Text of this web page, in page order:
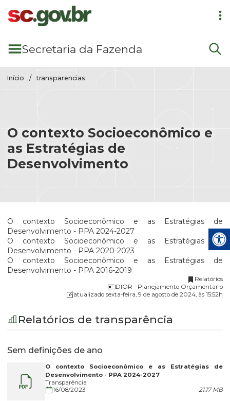
Pular para conteúdo principal
Secretaria da Fazenda
Início transparencias
O contexto Socioeconômico e
as Estratégias de
Desenvolvimento
O contexto Socioeconômico e as Estratégias de
Desenvolvimento - PPA 2024-2027
O contexto Socioeconômico e as Estratégias de
Desenvolvimento - PPA 2020-2023
O contexto Socioeconômico e as Estratégias de
Desenvolvimento - PPA 2016-2019
Relatórios
DIOR - Planejamento Orçamentário
atualizado sexta-feira, 9 de agosto de 2024, às 15:52h
Relatórios de transparência
Sem definições de ano
O contexto Socioeconômico e as Estratégias de
Desenvolvimento - PPA 2024-2027
Transparência
16/08/2023
21.17 MB